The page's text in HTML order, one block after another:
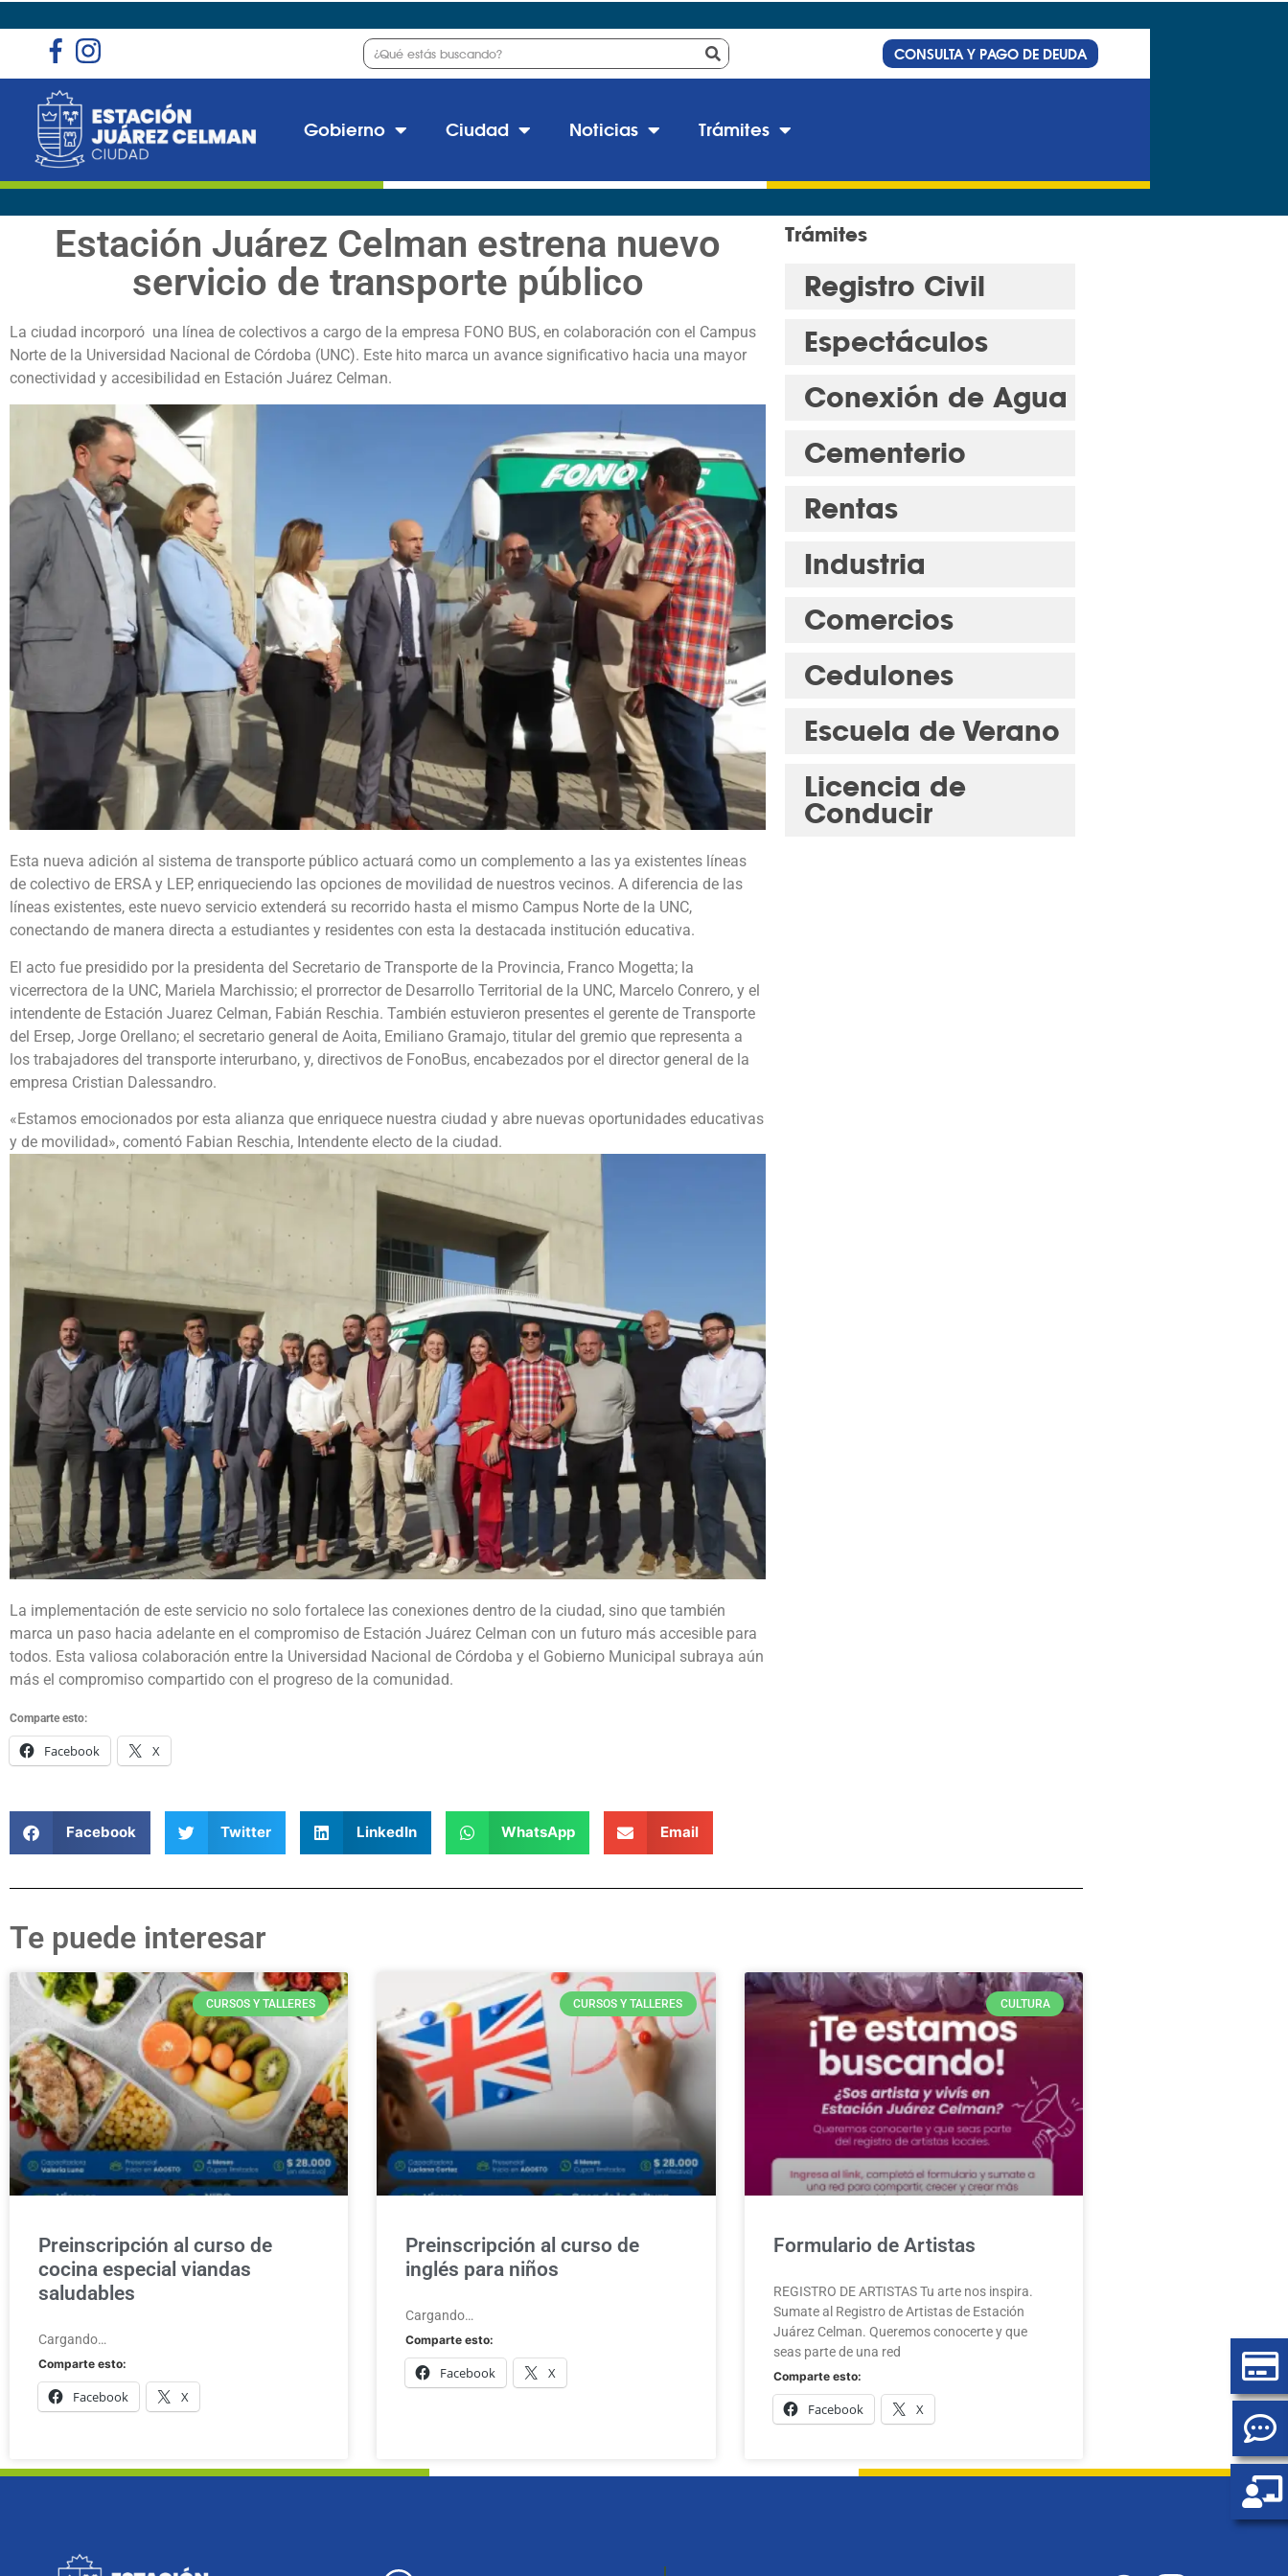
CONSULTA Y PAGO DE DEUDA
Gobierno Ciudad Noticias Trámites
Estación Juárez Celman estrena nuevo
servicio de transporte público
La ciudad incorporó una línea de colectivos a cargo de la empresa FONO BUS, en colaboración con el Campus
Norte de la Universidad Nacional de Córdoba (UNC). Este hito marca un avance significativo hacia una mayor
conectividad y accesibilidad en Estación Juárez Celman.
Esta nueva adición al sistema de transporte público actuará como un complemento a las ya existentes líneas
de colectivo de ERSA y LEP, enriqueciendo las opciones de movilidad de nuestros vecinos. A diferencia de las
líneas existentes, este nuevo servicio extenderá su recorrido hasta el mismo Campus Norte de la UNC,
conectando de manera directa a estudiantes y residentes con esta la destacada institución educativa.
El acto fue presidido por la presidenta del Secretario de Transporte de la Provincia, Franco Mogetta; la
vicerrectora de la UNC, Mariela Marchissio; el prorrector de Desarrollo Territorial de la UNC, Marcelo Conrero, y el
intendente de Estación Juarez Celman, Fabián Reschia. También estuvieron presentes el gerente de Transporte
del Ersep, Jorge Orellano; el secretario general de Aoita, Emiliano Gramajo, titular del gremio que representa a
los trabajadores del transporte interurbano, y, directivos de FonoBus, encabezados por el director general de la
empresa Cristian Dalessandro.
«Estamos emocionados por esta alianza que enriquece nuestra ciudad y abre nuevas oportunidades educativas
y de movilidad», comentó Fabian Reschia, Intendente electo de la ciudad.
La implementación de este servicio no solo fortalece las conexiones dentro de la ciudad, sino que también
marca un paso hacia adelante en el compromiso de Estación Juárez Celman con un futuro más accesible para
todos. Esta valiosa colaboración entre la Universidad Nacional de Córdoba y el Gobierno Municipal subraya aún
más el compromiso compartido con el progreso de la comunidad.
Comparte esto:
Facebook X
Trámites
Registro Civil
Espectáculos
Conexión de Agua
Cementerio
Rentas
Industria
Comercios
Cedulones
Escuela de Verano
Licencia de
Conducir
Facebook Twitter LinkedIn WhatsApp Email
Te puede interesar
CURSOS Y TALLERES
Preinscripción al curso de
cocina especial viandas
saludables
Cargando…
Comparte esto:
Facebook X
CURSOS Y TALLERES
Preinscripción al curso de
inglés para niños
Cargando…
Comparte esto:
Facebook X
CULTURA
Formulario de Artistas
REGISTRO DE ARTISTAS Tu arte nos inspira.
Sumate al Registro de Artistas de Estación
Juárez Celman. Queremos conocerte y que
seas parte de una red
Comparte esto:
Facebook X